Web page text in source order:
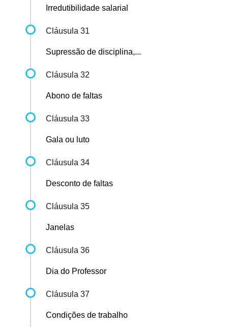
Irredutibilidade salarial
Cláusula 31
Supressão de disciplina,...
Cláusula 32
Abono de faltas
Cláusula 33
Gala ou luto
Cláusula 34
Desconto de faltas
Cláusula 35
Janelas
Cláusula 36
Dia do Professor
Cláusula 37
Condições de trabalho